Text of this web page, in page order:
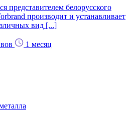
представителем белорусского
производит и устанавливает
вид [...]
1 месяц